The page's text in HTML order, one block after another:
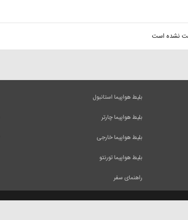
نشده است
بلیط هواپیما استانبول
بلیط هواپیما چارتر
بلیط هواپیما خارجی
بلیط هواپیما تورنتو
راهنمای سفر